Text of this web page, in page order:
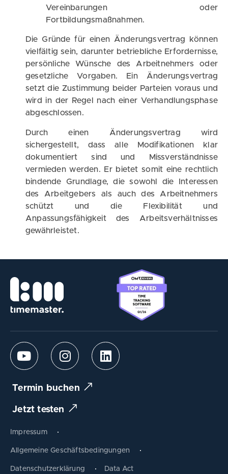
Vereinbarungen oder
Fortbildungsmaßnahmen.
Die Gründe für einen Änderungsvertrag können
vielfältig sein, darunter betriebliche Erfordernisse,
persönliche Wünsche des Arbeitnehmers oder
gesetzliche Vorgaben. Ein Änderungsvertrag
setzt die Zustimmung beider Parteien voraus und
wird in der Regel nach einer Verhandlungsphase
abgeschlossen.
Durch einen Änderungsvertrag wird
sichergestellt, dass alle Modifikationen klar
dokumentiert sind und Missverständnisse
vermieden werden. Er bietet somit eine rechtlich
bindende Grundlage, die sowohl die Interessen
des Arbeitgebers als auch des Arbeitnehmers
schützt und die Flexibilität und
Anpassungsfähigkeit des Arbeitsverhältnisses
gewährleistet.
Termin buchen
Jetzt testen
Impressum
Allgemeine Geschäftsbedingungen
Datenschutzerklärung Data Act